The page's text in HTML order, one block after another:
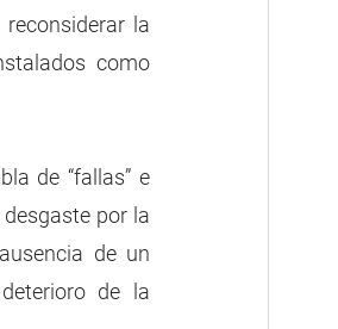
la
como
de “fallas” e
por la
de un
de la